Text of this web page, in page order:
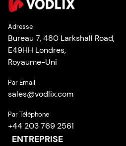
Adresse
Bureau 7, 480 Larkshall Road,
E49HH Londres,
Royaume-Uni
Par Email
sales@vodlix.com
Par Téléphone
+44 203 769 2561
ENTREPRISE